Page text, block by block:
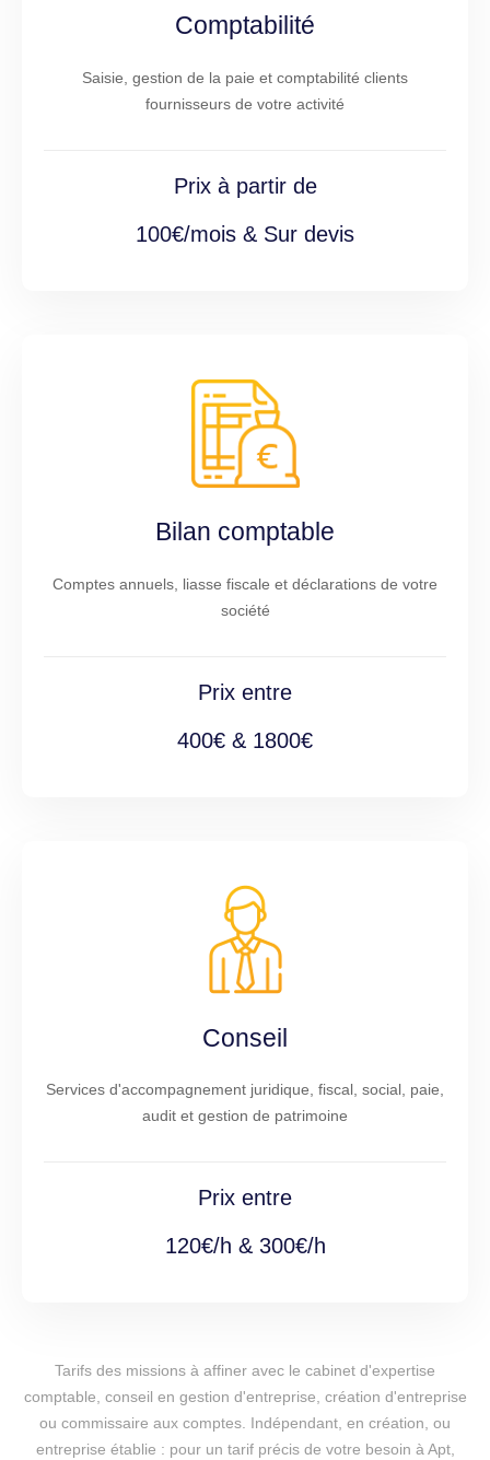
Comptabilité
Saisie, gestion de la paie et comptabilité clients
fournisseurs de votre activité
Prix à partir de
100€/mois & Sur devis
Bilan comptable
Comptes annuels, liasse fiscale et déclarations de votre
société
Prix entre
400€ & 1800€
Conseil
Services d'accompagnement juridique, fiscal, social, paie,
audit et gestion de patrimoine
Prix entre
120€/h & 300€/h
Tarifs des missions à affiner avec le cabinet d'expertise
comptable, conseil en gestion d'entreprise, création d'entreprise
ou commissaire aux comptes. Indépendant, en création, ou
entreprise établie : pour un tarif précis de votre besoin à Apt,